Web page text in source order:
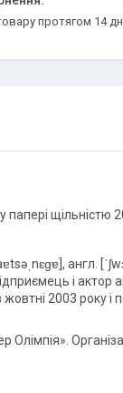
протягом 14
папері щільністю
англ.
і актор
2003 року і
Олімпія».